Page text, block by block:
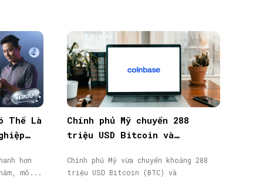
Thể Là
hơn
năm, mô...
Chính phủ Mỹ chuyển 288
triệu USD Bitcoin và
Coinbase Prime
Chính phủ Mỹ vừa chuyển khoảng 288
triệu USD Bitcoin (BTC) và